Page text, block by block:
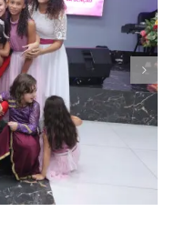
celebra 75 anos
na Catedral